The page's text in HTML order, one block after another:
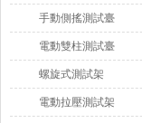
手動側搖測試臺
電動雙柱測試臺
螺旋式測試架
電動拉壓測試架